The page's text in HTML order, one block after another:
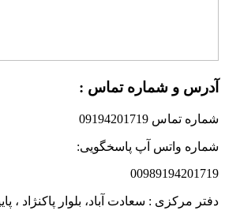
آدرس و شماره تماس :
شماره تماس 09194201719
شماره واتس آپ پاسخگویی:
00989194201719
دفتر مرکزی : سعادت آباد، بلوار پاکنژاد ،